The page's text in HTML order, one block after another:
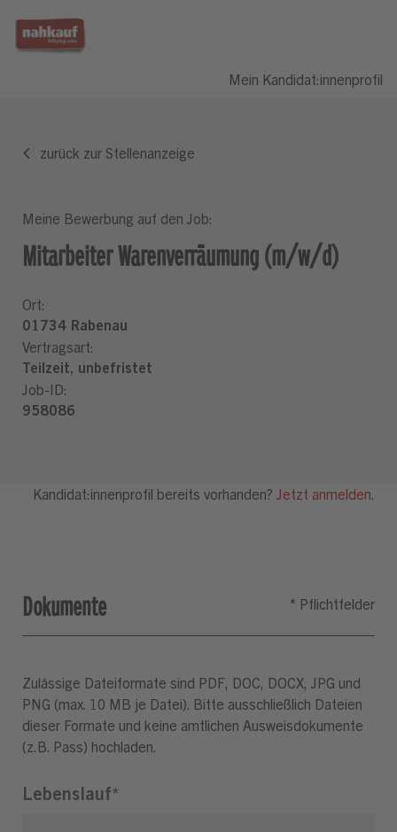
Mein Kandidat:innenprofil
Dokumente
Zulässige Dateiformate sind PDF, DOC, DOCX, JPG und
PNG (max. 10 MB je Datei). Bitte ausschließlich Dateien
dieser Formate und keine amtlichen Ausweisdokumente
(z.B. Pass) hochladen.